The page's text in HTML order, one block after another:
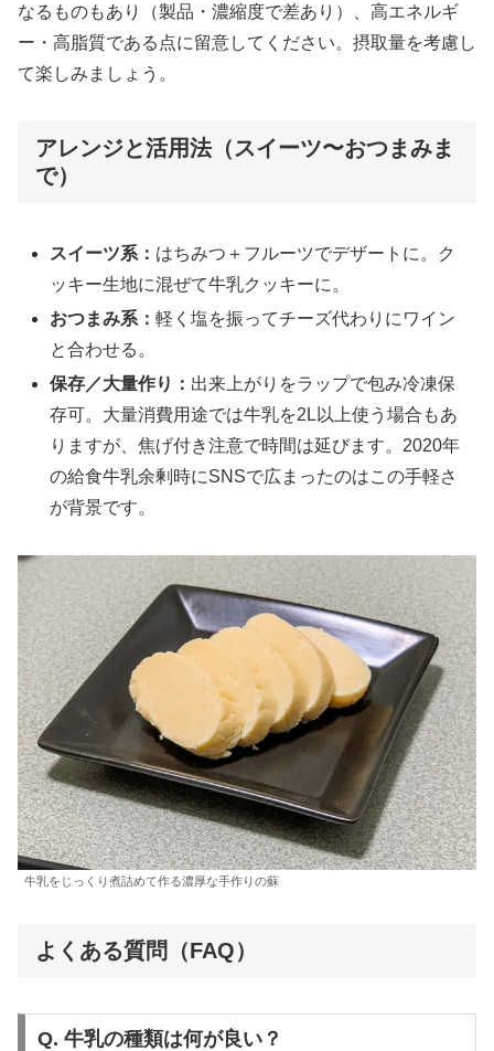
なるものもあり（製品・濃縮度で差あり）、高エネルギ
ー・高脂質である点に留意してください。摂取量を考慮し
て楽しみましょう。
アレンジと活用法（スイーツ〜おつまみま
で）
スイーツ系： はちみつ＋フルーツでデザートに。ク
ッキー生地に混ぜて牛乳クッキーに。
おつまみ系：軽く塩を振ってチーズ代わりにワイン
と合わせる。
保存／大量作り： 出来上がりをラップで包み冷凍保
存可。大量消費用途では牛乳を2L以上使う場合もあ
りますが、焦げ付き注意で時間は延びます。2020年
の給食牛乳余剰時にSNSで広まったのはこの手軽さ
が背景です。
牛乳をじっくり煮詰めて作る濃厚な手作りの蘇
よくある質問（FAQ）
Q. 牛乳の種類は何が良い？